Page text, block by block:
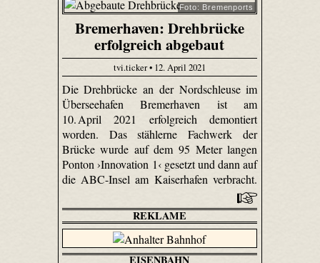
Foto: Bremenports
Bremerhaven: Drehbrücke
erfolgreich abgebaut
tvi.ticker • 12. April 2021
Die Drehbrücke an der Nordschleuse im
Überseehafen Bremerhaven ist am
10. April 2021 erfolgreich demontiert
worden. Das stählerne Fachwerk der
Brücke wurde auf dem 95 Meter langen
Ponton ›Innovation 1‹ gesetzt und dann auf
die ABC-Insel am Kaiserhafen verbracht.
REKLAME